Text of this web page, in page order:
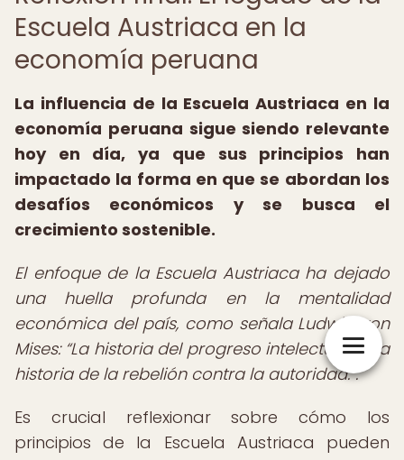
Escuela Austriaca en la
economía peruana
La influencia de la Escuela Austriaca en la
economía peruana sigue siendo relevante
hoy en día, ya que sus principios han
impactado la forma en que se abordan los
desafíos económicos y se busca el
crecimiento sostenible.
El enfoque de la Escuela Austriaca ha dejado
una huella profunda en la mentalidad
económica del país, como señala Ludwig von
Mises: La historia del progreso intelectual es la
historia de la rebelión contra la autoridad. .
Es crucial reflexionar sobre cómo los
principios de la Escuela Austriaca pueden